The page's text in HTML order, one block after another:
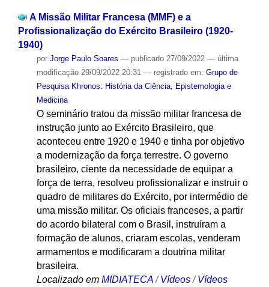
A Missão Militar Francesa (MMF) e a
Profissionalização do Exército Brasileiro (1920-
1940)
por Jorge Paulo Soares — publicado27/09/2022 — última
modificação29/09/2022 20:31 — registrado em: Grupo de
Pesquisa Khronos: História da Ciência, Epistemologia e
Medicina
O seminário tratou da missão militar francesa de
instrução junto ao Exército Brasileiro, que
aconteceu entre 1920 e 1940 e tinha por objetivo
a modernização da força terrestre. O governo
brasileiro, ciente da necessidade de equipar a
força de terra, resolveu profissionalizar e instruir o
quadro de militares do Exército, por intermédio de
uma missão militar. Os oficiais franceses, a partir
do acordo bilateral com o Brasil, instruíram a
formação de alunos, criaram escolas, venderam
armamentos e modificaram a doutrina militar
brasileira.
Localizado em MIDIATECA /Vídeos /Vídeos